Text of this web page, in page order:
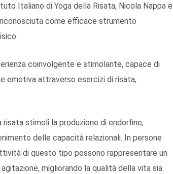
Italiano di Yoga della Risata, Nicola Nappa e
come efficace strumento
coinvolgente e stimolante, capace di
emotiva attraverso esercizi di risata,
stimoli la produzione di endorfine,
delle capacità relazionali. In persone
di questo tipo possono rappresentare un
migliorando la qualità della vita sia